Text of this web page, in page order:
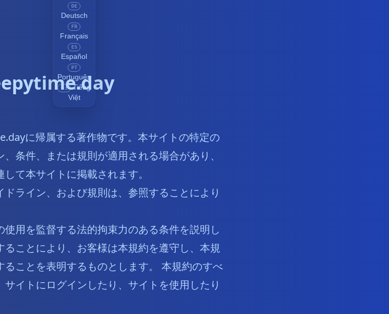
DE
Deutsch
FR
Français
ES
Español
PT
Português
vi
Tiếng
Việt
に帰属する著作物です。本サイトの特定の
条件、または規則が適用される場合があり、
て本サイトに掲載されます。
ライン、および規則は、参照することにより
用を監督する法的拘束力のある条件を説明し
ことにより、お客様は本規約を遵守し、本規
ことを表明するものとします。 本規約のすべ
イトにログインしたり、サイトを使用したり